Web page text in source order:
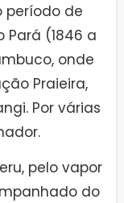
período de
Pará (1846 a
onde
Praieira,
Por várias
pelo vapor
do